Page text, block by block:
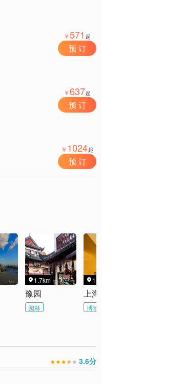
￥571起
预 订
￥637起
预 订
￥1024起
预 订
 1.7km
豫园
园林
 1.7km
博物馆
3.6分